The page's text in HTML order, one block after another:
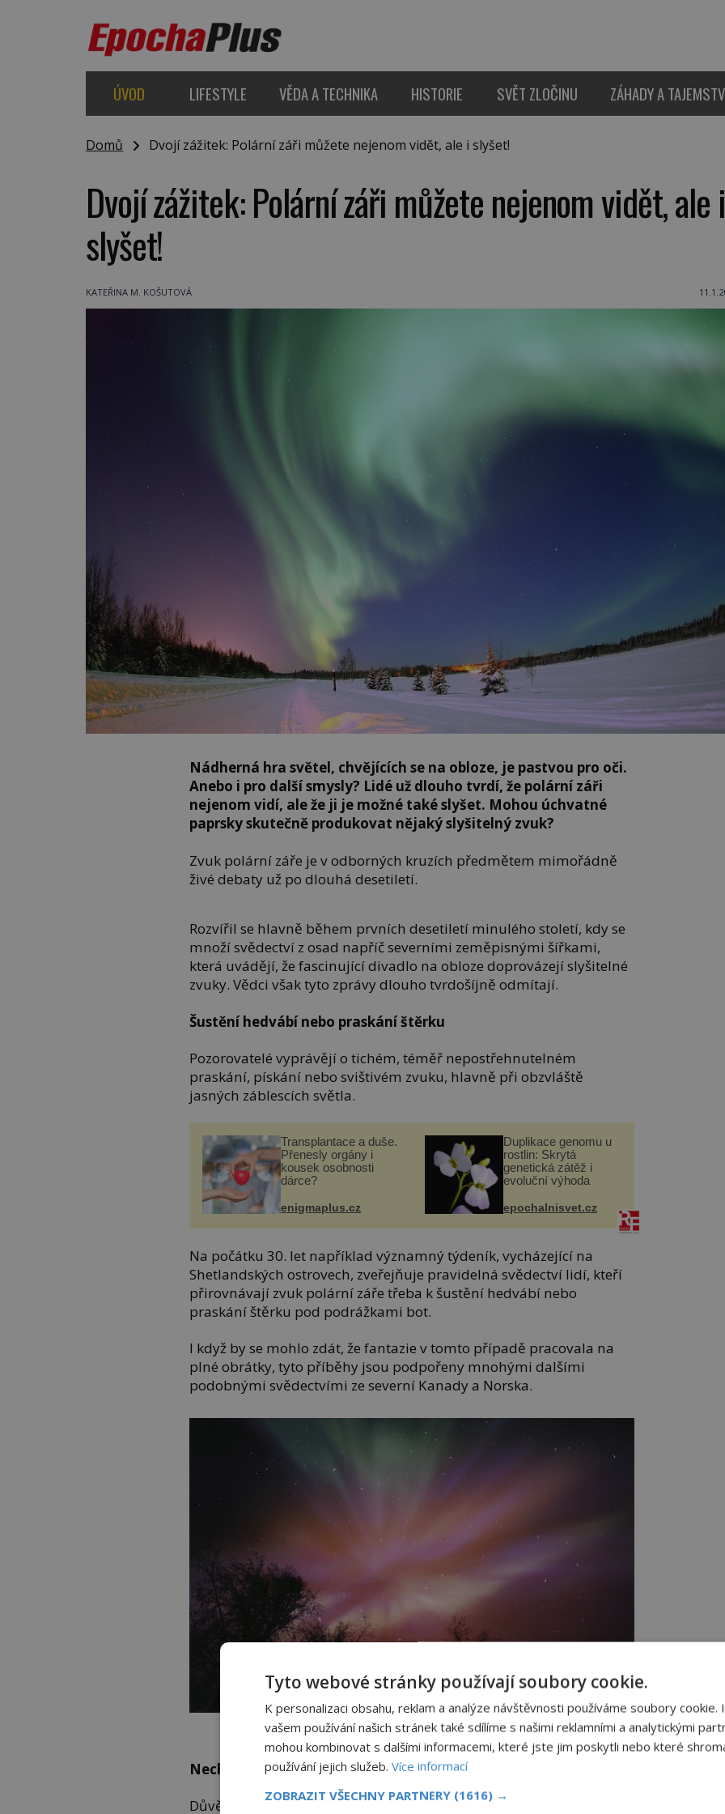
ÚVOD LIFESTYLE VĚDA A TECHNIKA HISTORIE SVĚT ZLOČINU ZÁHADY A
Domů Dvojí zážitek: Polární záři můžete nejenom vidět, ale i slyšet!
Dvojí zážitek: Polární záři můžete nejenom vidět, ale i
slyšet!
KATEŘINA M. KOŠUTOVÁ
Nádherná hra světel, chvějících se na obloze, je pastvou pro oči.
Anebo i pro další smysly? Lidé už dlouho tvrdí, že polární záři
nejenom vidí, ale že ji je možné také slyšet. Mohou úchvatné
paprsky skutečně produkovat nějaký slyšitelný zvuk?
Zvuk polární záře je v odborných kruzích předmětem mimořádně
živé debaty už po dlouhá desetiletí.
Rozvířil se hlavně během prvních desetiletí minulého století, kdy se
množí svědectví z osad napříč severními zeměpisnými šířkami,
která uvádějí, že fascinující divadlo na obloze doprovázejí slyšitelné
zvuky. Vědci však tyto zprávy dlouho tvrdošíjně odmítají.
Šustění hedvábí nebo praskání štěrku
Pozorovatelé vyprávějí o tichém, téměř nepostřehnutelném
praskání, pískání nebo svištivém zvuku, hlavně při obzvláště
jasných záblescích světla.
Transplantace a duše.
Přenesly orgány i
kousek osobnosti
dárce?
enigmaplus.cz
Duplikace genomu u
rostlin: Skrytá
genetická zátěž i
evoluční výhoda
epochalnisvet.cz
Na počátku 30. let například významný týdeník, vycházející na
Shetlandských ostrovech, zveřejňuje pravidelná svědectví lidí, kteří
přirovnávají zvuk polární záře třeba k šustění hedvábí nebo
praskání štěrku pod podrážkami bot.
I když by se mohlo zdát, že fantazie v tomto případě pracovala na
plné obrátky, tyto příběhy jsou podpořeny mnohými dalšími
podobnými svědectvími ze severní Kanady a Norska.
Barvu polární záře ovlivňuje to, v jaké výšce se nachází.(Foto: Jan Curtis /
commons.wikimedia.org / CC BY-SA 4.0)
Nechte si ty báchorky…
Důvěryhodnost zpráv byla přitom úzce spojována s výškou polární
Tyto webové stránky používají soubory cookie.
K personalizaci obsahu, reklam a analýze návštěvnosti používáme soubory cookie.
vašem používání našich stránek také sdílíme s našimi reklamními a analytickými
mohou kombinovat s dalšími informacemi, které jste jim poskytli nebo které
používání jejich služeb. Více informací
ZOBRAZIT VŠECHNY PARTNERY (1616) →